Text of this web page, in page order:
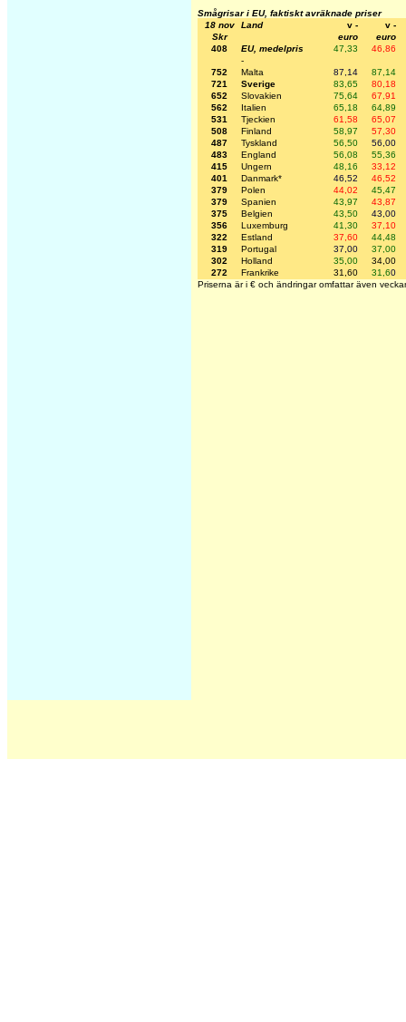
Smågrisar i EU, faktiskt avräknade priser
18 nov
Land v -
v -
Skr
euro
euro
408
EU, medelpris 47,33
46,86
-
752
Malta 87,14
87,14
721
Sverige 83,65
80,18
652
Slovakien 75,64
67,91
562
Italien 65,18
64,89
531
Tjeckien 61,58
65,07
508
Finland 58,97
57,30
487
Tyskland 56,50
56,00
483
England 56,08
55,36
415
Ungern 48,16
33,12
401
Danmark* 46,52
46,52
379
Polen 44,02
45,47
379
Spanien 43,97
43,87
375
Belgien 43,50
43,00
356
Luxemburg 41,30
37,10
322
Estland 37,60
44,48
319
Portugal 37,00
37,00
302
Holland 35,00
34,00
272
Frankrike 31,60 31,60
Priserna är i € och ändringar omfattar även